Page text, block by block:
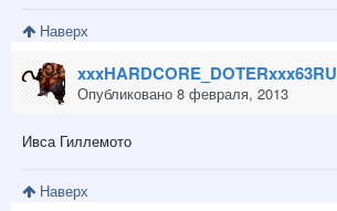
Наверх
xxxHARDCORE_DOTERxxx63RU
Опубликовано 8 февраля, 2013
Ивса Гиллемото
Наверх